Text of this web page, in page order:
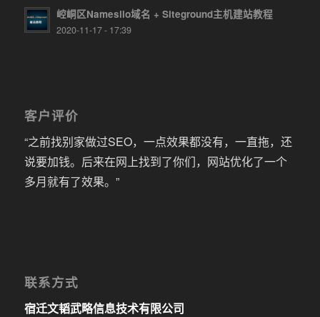
崆峒区Namesilo域名 + Siteground主机建站教程
2020-11-17 - 17:39
客户评价
“之前找别家做过SEO，一点效果都没有，一直拖，还
说要加钱。后来在网上找到了你们，网站优化了一个
多月就有了效果。”
联系方式
宿迁文韬武略信息技术有限公司